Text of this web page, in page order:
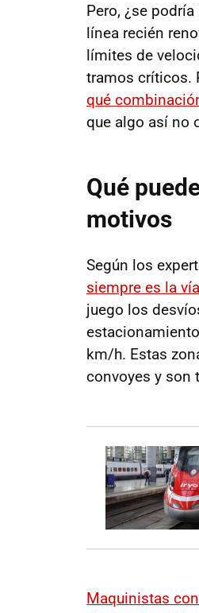
Pero, ¿se
línea recién
límites de
tramos críticos.
qué
que algo así no
Qué
motivos
Según los
siempre es la vía
juego los
km/h. Estas
convoyes y son
Maquinistas